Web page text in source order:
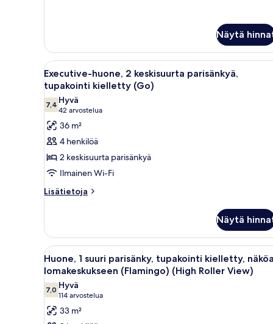
parisänkyä,
tupakointi
kielletty
(Flamingo)
Näytä
Avaa
kaikki
huonetyypin
Executive-
huone,
2
keskisuurta
parisänkyä,
tupakointi
kielletty
Hotellihuone, jossa on kaksi
4
Executive-huone, 2 keskisuurta parisänkyä,
tupakointi kielletty (Go)
7,47,4 kautta 10
Hyvä
42 arvostelua
(42
arvostelua)
36 m²
4 henkilöä
2 keskisuurta parisänkyä
Ilmainen Wi-Fi
Lisätietoja
Lisätietoja
2
keskisuurta
parisänkyä,
tupakointi
(Go)
Näytä
Avaa
kaikki
huonetyypin
Huone,
1
Hotellihuone, jossa on suuri
5
Huone, 1 suuri parisänky, tupakointi kielletty,
lomakeskukseen (Flamingo) (High Roller View)
7,07,0 kautta 10
Hyvä
114 arvostelua
(114
arvostelua)
33 m²